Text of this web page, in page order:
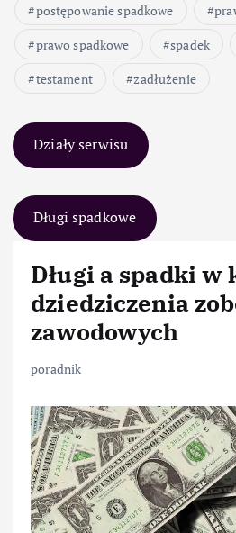
postępowanie spadkowe
prawo spadkowe
spadek
testament
zadłużenie
Działy serwisu
Długi spadkowe
Długi a spadki w
dziedziczenia
zawodowych
poradnik